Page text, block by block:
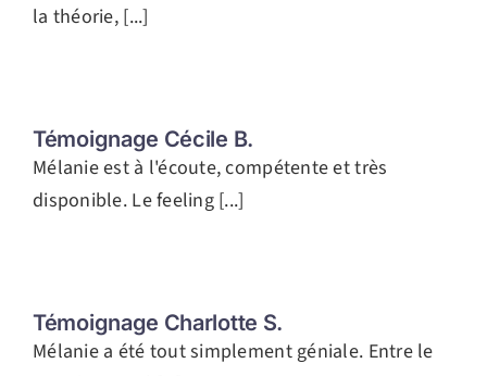
la théorie, [...]
Témoignage Cécile B.
Mélanie est à l'écoute, compétente et très
disponible. Le feeling [...]
Témoignage Charlotte S.
Mélanie a été tout simplement géniale. Entre le